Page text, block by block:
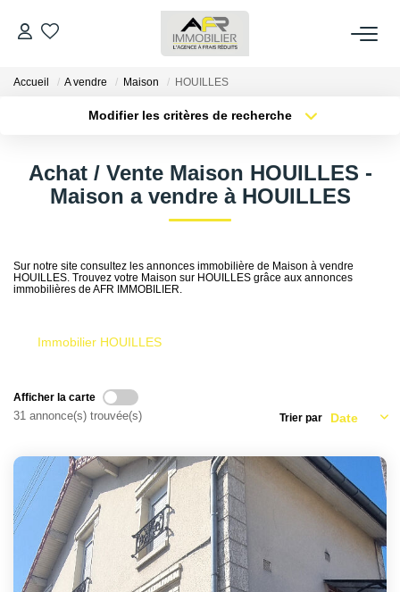
ACHETER
ESTIMER
Qui Sommes Nous
AFR IMMOBILIER Carrières-Sur-Seine
AFR IMMOBILIER Chatou - Transaction
AFR IMMOBILIER Houilles
AFR IMMOBILIER Sartrouville
CONTACT
Accueil A vendre Maison HOUILLES
Modifier les critères de recherche
Sélectionnez...
Type de bien
Surface min
Créer une alerte
Achat / Vente Maison HOUILLES -
Maison a vendre à HOUILLES
Sur notre site consultez les annonces immobilière de Maison à vendre
HOUILLES. Trouvez votre Maison sur HOUILLES grâce aux annonces
immobilières de AFR IMMOBILIER.
Immobilier HOUILLES
Afficher la carte
31 annonce(s) trouvée(s) Trier par